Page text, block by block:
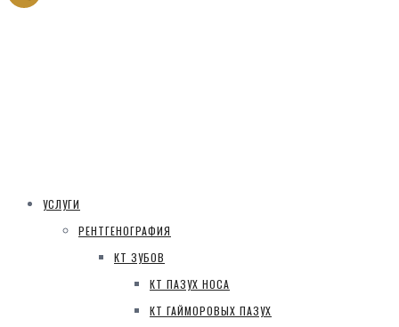
УСЛУГИ
РЕНТГЕНОГРАФИЯ
КТ ЗУБОВ
КТ ПАЗУХ НОСА
КТ ГАЙМОРОВЫХ ПАЗУХ